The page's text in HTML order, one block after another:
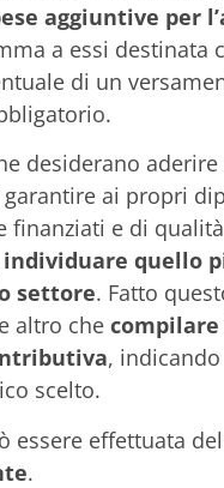
aggiuntive per
a essi destinata
di un
desiderano
ai propri
finanziati e di
individuare quello
settore. Fatto
altro che
,
scelto.
essere effettuata
.